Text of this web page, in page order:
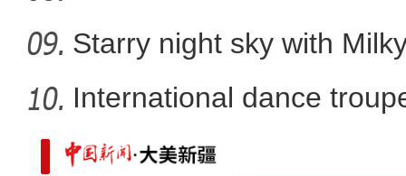
Starry night sky with
International dance